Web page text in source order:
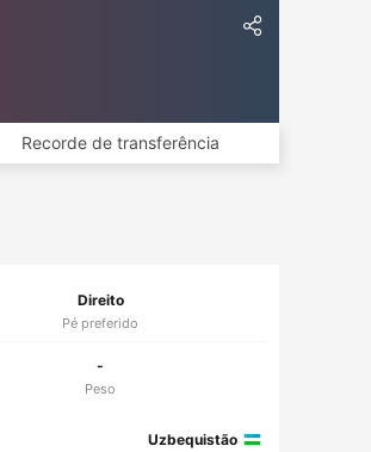
Recorde de transferência
Direito
Pé preferido
-
Peso
Uzbequistão